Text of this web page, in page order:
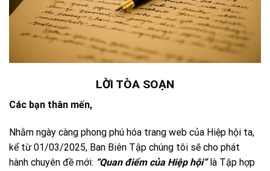
LỜI TÒA SOẠN
Các bạn thân mến,
Nhằm ngày càng phong phú hóa trang web của Hiệp hội ta,
kể từ 01/03/2025, Ban Biên Tập chúng tôi sẽ cho phát
hành chuyên đề mới: “Quan điểm của Hiệp hội”là Tập hợp